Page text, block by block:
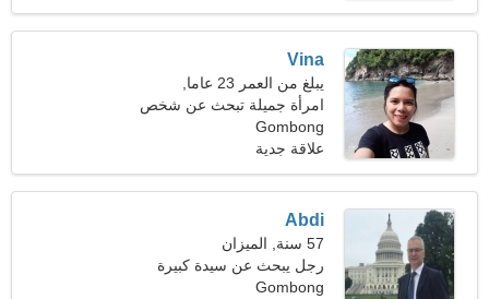
Vina
يبلغ من العمر 23 عاما,
السرطان
امرأة جميلة تبحث عن شخص
مثلك
Gombong
علاقة جدية
Abdi
57 سنة, الميزان
رجل يبحث عن سيدة كبيرة
Gombong